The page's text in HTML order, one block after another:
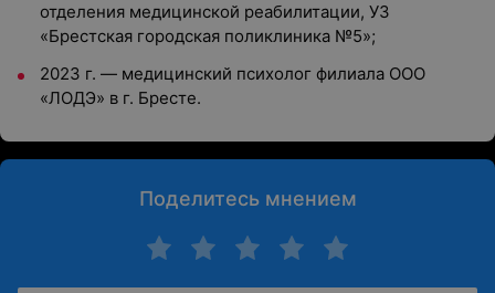
отделения медицинской реабилитации, УЗ
«Брестская городская поликлиника №5»;
2023 г. — медицинский психолог филиала ООО
«ЛОДЭ» в г. Бресте.
Поделитесь мнением